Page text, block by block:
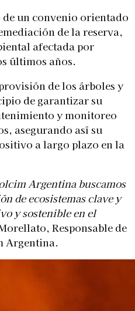
un convenio orientado
de la reserva,
afectada por
últimos años.
de los árboles y
de garantizar su
y monitoreo
asegurando así su
a largo plazo en la
Argentina buscamos
de ecosistemas clave y
y sostenible en el
Responsable de
Argentina.